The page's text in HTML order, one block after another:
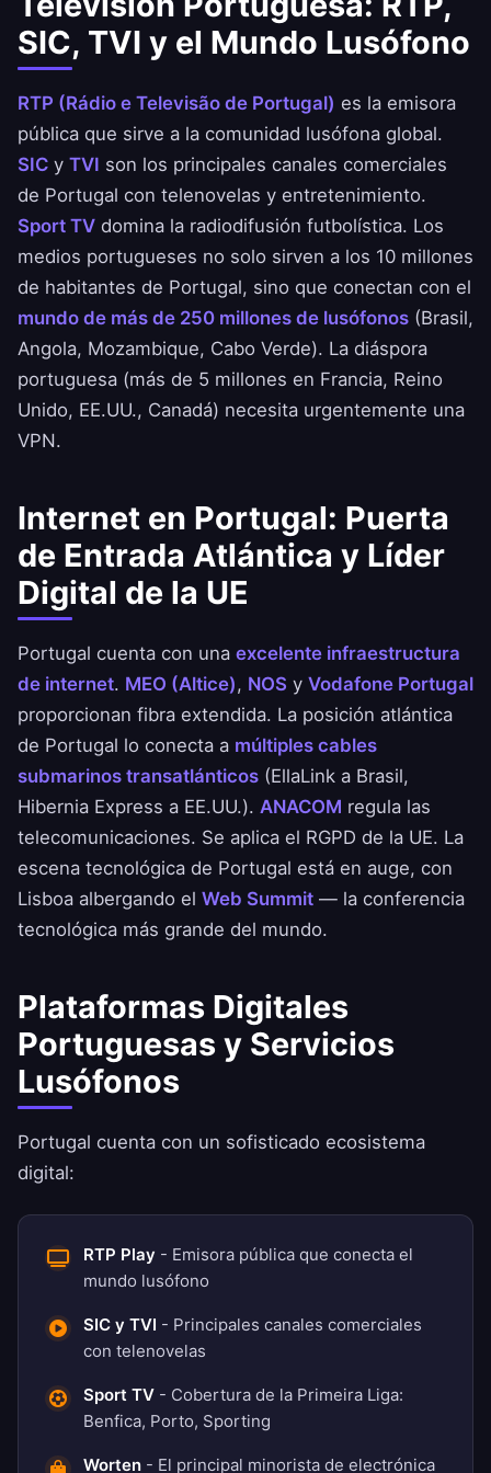
SIC, TVI y el Mundo Lusófono
RTP (Rádio e Televisão de Portugal) es la emisora
pública que sirve a la comunidad lusófona global.
SIC y TVI son los principales canales comerciales
de Portugal con telenovelas y entretenimiento.
Sport TV domina la radiodifusión futbolística. Los
medios portugueses no solo sirven a los 10 millones
de habitantes de Portugal, sino que conectan con el
mundo de más de 250 millones de lusófonos (Brasil,
Angola, Mozambique, Cabo Verde). La diáspora
portuguesa (más de 5 millones en Francia, Reino
Unido, EE.UU., Canadá) necesita urgentemente una
VPN.
Internet en Portugal: Puerta
de Entrada Atlántica y Líder
Digital de la UE
Portugal cuenta con una excelente infraestructura
de internet. MEO (Altice), NOS y Vodafone Portugal
proporcionan fibra extendida. La posición atlántica
de Portugal lo conecta a múltiples cables
submarinos transatlánticos (EllaLink a Brasil,
Hibernia Express a EE.UU.). ANACOM regula las
telecomunicaciones. Se aplica el RGPD de la UE. La
escena tecnológica de Portugal está en auge, con
Lisboa albergando el Web Summit — la conferencia
tecnológica más grande del mundo.
Plataformas Digitales
Portuguesas y Servicios
Lusófonos
Portugal cuenta con un sofisticado ecosistema
digital:
RTP Play - Emisora pública que conecta el
mundo lusófono
SIC y TVI - Principales canales comerciales
con telenovelas
Sport TV - Cobertura de la Primeira Liga:
Benfica, Porto, Sporting
Worten - El principal minorista de electrónica